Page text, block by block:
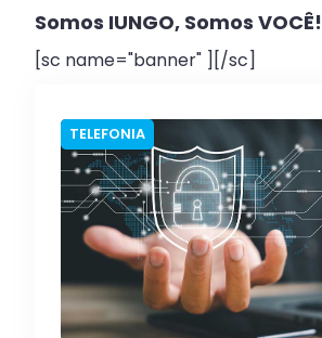
Somos IUNGO, Somos VOCÊ!
[sc name="banner" ][/sc]
TELEFONIA